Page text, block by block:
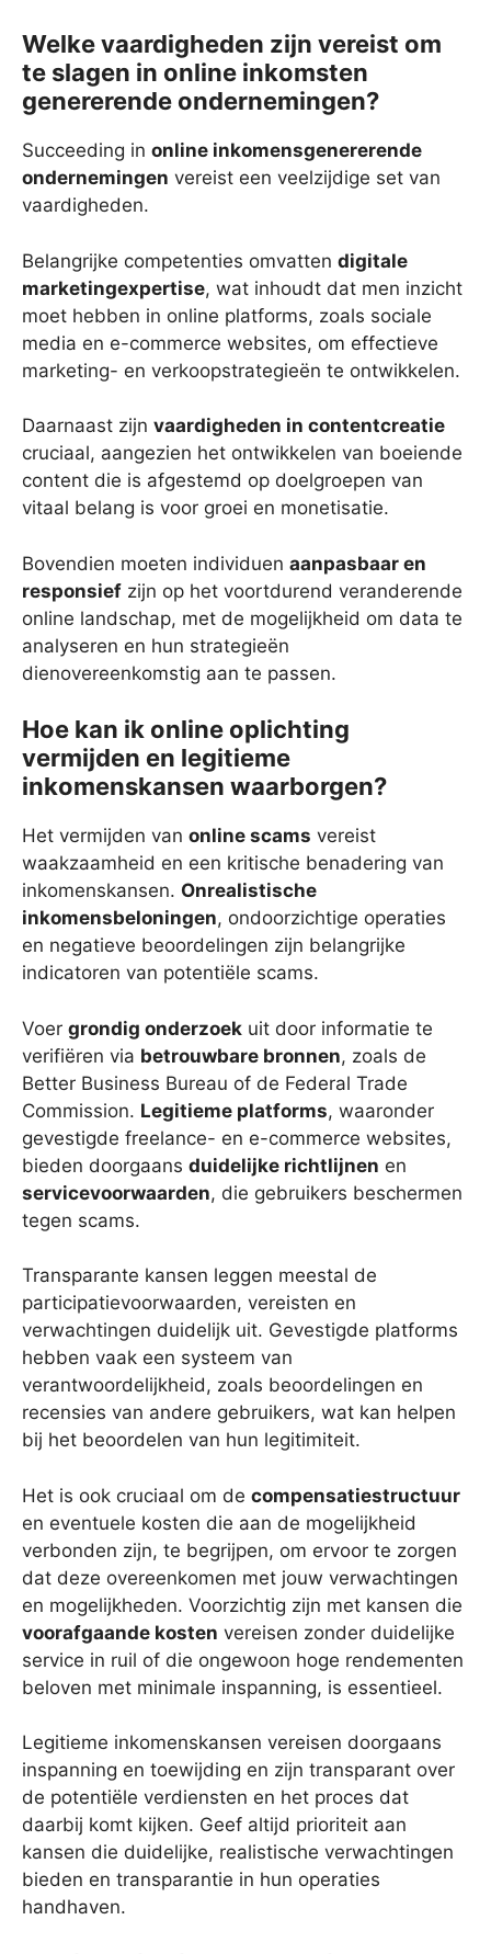
Welke vaardigheden zijn vereist om
te slagen in online inkomsten
genererende ondernemingen?
Succeeding in online inkomensgenererende
ondernemingen vereist een veelzijdige set van
vaardigheden.
Belangrijke competenties omvatten digitale
marketingexpertise, wat inhoudt dat men inzicht
moet hebben in online platforms, zoals sociale
media en e-commerce websites, om effectieve
marketing- en verkoopstrategieën te ontwikkelen.
Daarnaast zijn vaardigheden in contentcreatie
cruciaal, aangezien het ontwikkelen van boeiende
content die is afgestemd op doelgroepen van
vitaal belang is voor groei en monetisatie.
Bovendien moeten individuen aanpasbaar en
responsief zijn op het voortdurend veranderende
online landschap, met de mogelijkheid om data te
analyseren en hun strategieën
dienovereenkomstig aan te passen.
Hoe kan ik online oplichting
vermijden en legitieme
inkomenskansen waarborgen?
Het vermijden van online scams vereist
waakzaamheid en een kritische benadering van
inkomenskansen. Onrealistische
inkomensbeloningen, ondoorzichtige operaties
en negatieve beoordelingen zijn belangrijke
indicatoren van potentiële scams.
Voer grondig onderzoek uit door informatie te
verifiëren via betrouwbare bronnen, zoals de
Better Business Bureau of de Federal Trade
Commission. Legitieme platforms, waaronder
gevestigde freelance- en e-commerce websites,
bieden doorgaans duidelijke richtlijnen en
servicevoorwaarden, die gebruikers beschermen
tegen scams.
Transparante kansen leggen meestal de
participatievoorwaarden, vereisten en
verwachtingen duidelijk uit. Gevestigde platforms
hebben vaak een systeem van
verantwoordelijkheid, zoals beoordelingen en
recensies van andere gebruikers, wat kan helpen
bij het beoordelen van hun legitimiteit.
Het is ook cruciaal om de compensatiestructuur
en eventuele kosten die aan de mogelijkheid
verbonden zijn, te begrijpen, om ervoor te zorgen
dat deze overeenkomen met jouw verwachtingen
en mogelijkheden. Voorzichtig zijn met kansen die
voorafgaande kosten vereisen zonder duidelijke
service in ruil of die ongewoon hoge rendementen
beloven met minimale inspanning, is essentieel.
Legitieme inkomenskansen vereisen doorgaans
inspanning en toewijding en zijn transparant over
de potentiële verdiensten en het proces dat
daarbij komt kijken. Geef altijd prioriteit aan
kansen die duidelijke, realistische verwachtingen
bieden en transparantie in hun operaties
handhaven.